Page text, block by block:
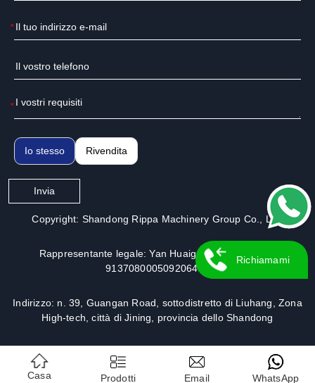
*
*
Io stesso Rivendita
Invia
Copyright: Shandong Rippa Machinery Group Co., Ltd.
Rappresentante legale: Yan Huaiguo | N. di licenza:
913708000509206491
Indirizzo: n. 39, Guangan Road, sottodistretto di Liuhang, Zona
High-tech, città di Jining, provincia dello Shandong
Casa Prodotti Email WhatsApp
Richiamami